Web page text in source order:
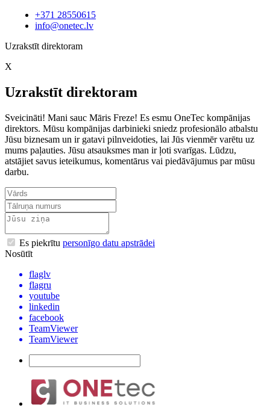
+371 28550615
info@onetec.lv
Uzrakstīt direktoram
X
Uzrakstīt direktoram
Sveicināti! Mani sauc Māris Freze! Es esmu OneTec kompānijas
direktors. Mūsu kompānijas darbinieki sniedz profesionālo atbalstu
Jūsu biznesam un ir gatavi pilnveidoties, lai Jūs vienmēr varētu uz
mums paļauties. Jūsu atsauksmes man ir ļoti svarīgas. Lūdzu,
atstājiet savus ieteikumus, komentārus vai piedāvājumus par mūsu
darbu.
Es piekrītu personīgo datu apstrādei
Nosūtīt
flaglv
flagru
youtube
linkedin
facebook
TeamViewer
TeamViewer